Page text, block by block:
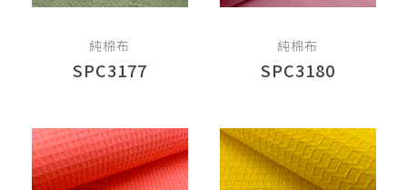
純棉布
SPC3177
純棉布
SPC3180